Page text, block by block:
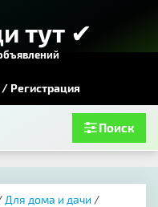
тут ✔
Регистрация
Поиск
Для дома и дачи /